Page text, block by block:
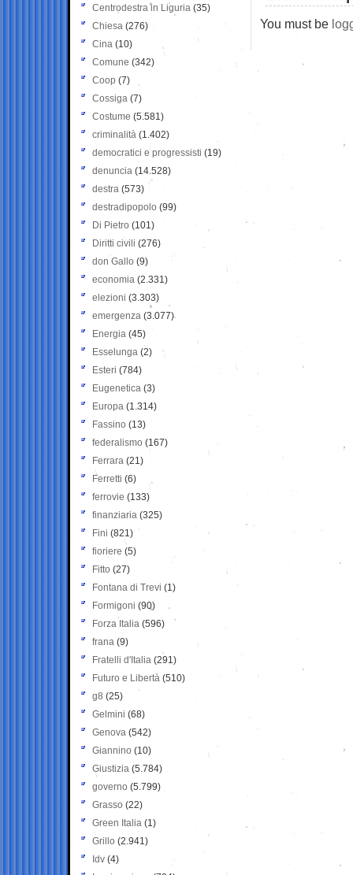
You must be
Centrodestra in Liguria (35)
Chiesa (276)
Cina (10)
Comune (342)
Coop (7)
Cossiga (7)
Costume (5.581)
criminalità (1.402)
democratici e progressisti (19)
denuncia (14.528)
destra (573)
destradipopolo (99)
Di Pietro (101)
Diritti civili (276)
don Gallo (9)
economia (2.331)
elezioni (3.303)
emergenza (3.077)
Energia (45)
Esselunga (2)
Esteri (784)
Eugenetica (3)
Europa (1.314)
Fassino (13)
federalismo (167)
Ferrara (21)
Ferretti (6)
ferrovie (133)
finanziaria (325)
Fini (821)
fioriere (5)
Fitto (27)
Fontana di Trevi (1)
Formigoni (90)
Forza Italia (596)
frana (9)
Fratelli d'Italia (291)
Futuro e Libertà (510)
g8 (25)
Gelmini (68)
Genova (542)
Giannino (10)
Giustizia (5.784)
governo (5.799)
Grasso (22)
Green Italia (1)
Grillo (2.941)
Idv (4)